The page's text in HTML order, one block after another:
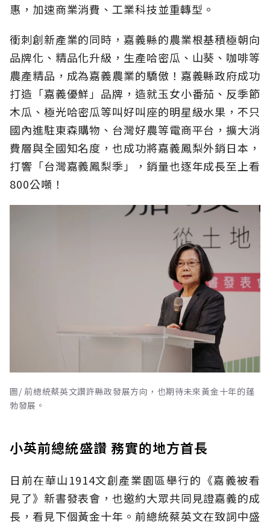
惠，加速商業消費、工業科技並重轉型。
衝刺創新產業的同時，嘉義縣的農業根基積極朝向
品牌化、精品化升級，生產哈密瓜、山葵、咖啡等
農產精品，成為嘉義農業的驕傲！嘉義縣政府成功
打造「嘉義優鮮」品牌，造就玉女小番茄、反季節
木瓜、極光哈密瓜等叫好叫座的明星級水果，不只
國內進駐東森購物、台灣好農等電商平台，擴大消
費層與全國知名度，也成功將嘉義鳳梨外銷日本，
打響「台灣嘉義鳳梨季」，銷量也逐年成長至上看
800公噸！
圖/ 前總統蔡英文讚許縣政發展方向，也期待未來黃金十年的蓬
勃發展。
小英前總統盛讚 務實的地方首長
日前在華山1914文創產業園區舉行的《嘉義被看
見了》新書發表會，也邀約大眾共同見證嘉義的成
長，看見下個黃金十年。前總統蔡英文在致詞中盛